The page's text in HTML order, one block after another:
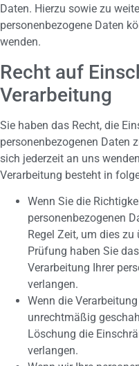
Daten. Hierzu sowie zu
personenbezogene Daten
wenden.
Recht auf
Verarbeitung
Sie haben das Recht, die
personenbezogenen Daten
sich jederzeit an uns
Verarbeitung besteht in
Wenn Sie die
personenbezogenen
Regel Zeit, um dies
Prüfung haben Sie
Verarbeitung Ihrer
verlangen.
Wenn die
unrechtmäßig
Löschung die
verlangen.